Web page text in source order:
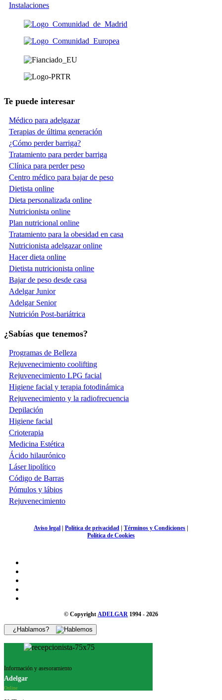
Instalaciones
Te puede interesar
Médico para adelgazar
Terapias de última generación
¿Cómo perder barriga?
Tratamiento para perder barriga
Clínica para perder peso
Centro médico para bajar de peso
Dietista online
Dieta personalizada online
Nutricionista online
Plan nutricional online
Tratamiento para la obesidad en casa
Nutricionista adelgazar online
Hacer dieta online
Dietista nutricionista online
Bajar de peso desde casa
Adelgar Junior
Adelgar Senior
Nutrición Post-bariátrica
¿Sabías que tenemos?
Programas de Belleza
Rejuvenecimiento coolifting
Rejuvenecimiento LPG facial
Higiene facial y terapia fotodinámica
Rejuvenecimiento y la radiofrecuencia
Depilación
Higiene facial
Crioterapia
Medicina Estética
Ácido hilaurónico
Láser lipolítico
Código de Barras
Pómulos y lábios
Rejuvenecimiento
Aviso legal | Política de privacidad | Términos y Condiciones |
Política de Cookies
© Copyright ADELGAR 1994 - 2026
¿Hablamos?
Información y asesoramiento
Adelgar
Online